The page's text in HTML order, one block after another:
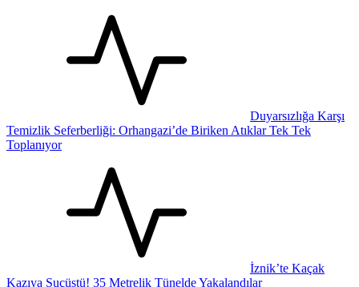
Duyarsızlığa Karşı
Temizlik Seferberliği: Orhangazi’de Biriken Atıklar Tek Tek
Toplanıyor
İznik’te Kaçak
Kazıya Suçüstü! 35 Metrelik Tünelde Yakalandılar